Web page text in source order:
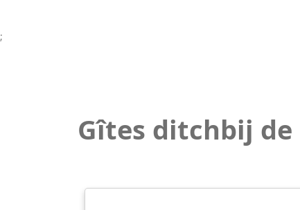
;
Gîtes ditchbij